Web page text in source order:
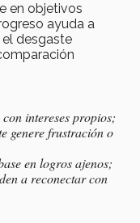
en objetivos
ayuda a
desgaste
intereses propios;
genere frustración o
en logros ajenos;
a reconectar con